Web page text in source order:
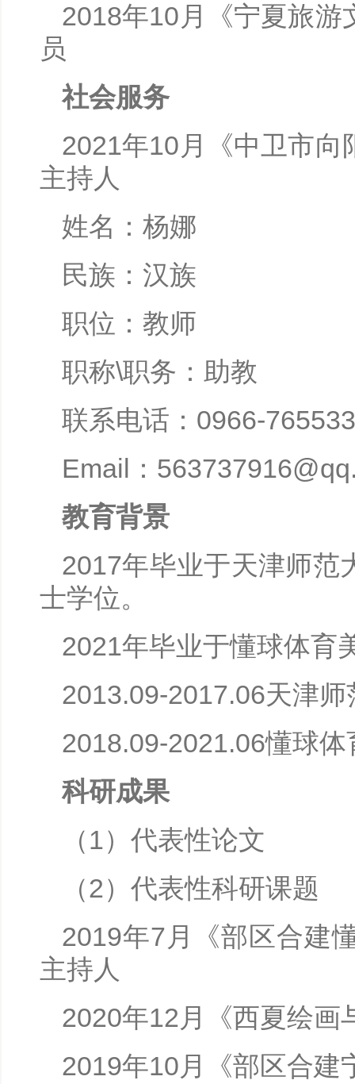
2018年10月《宁夏旅游
员
社会服务
2021年10月《中卫市向
主持人
姓名：杨娜
民族：汉族
职位：教师
职称\职务：助教
联系电话：0966-
Email：
教育背景
2017年毕业于天津师范
士学位。
2021年毕业于懂球体育
2013.09-2017.06天津师
2018.09-2021.06懂球体
科研成果
（1）代表性论文
（2）代表性科研课题
2019年7月《部区合建
主持人
2020年12月《西夏绘画
2019年10月《部区合建